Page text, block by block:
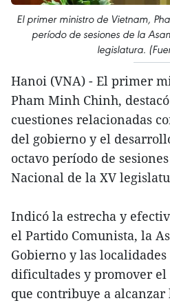
El primer ministro de Vietnam,
período de sesiones de la
legislatura.
Hanoi (VNA) - El primer
Pham Minh Chinh,
cuestiones relacionadas
del gobierno y el
octavo período de
Nacional de la XV
Indicó la estrecha y
el Partido Comunista, la
Gobierno y las
dificultades y promover el
que contribuye a